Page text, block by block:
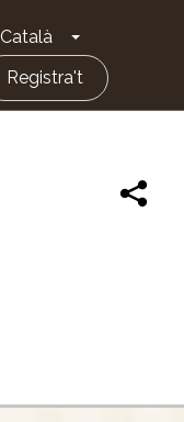
Català Toggle
Registra't